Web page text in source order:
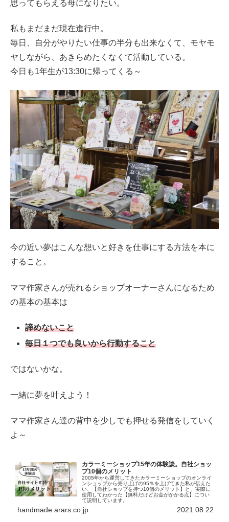
思ってもらえる母になりたい。
私もまだまだ現在進行中。
毎日、自分がやりたい仕事の半分も出来なくて、モヤモ
ヤしながら、あきらめたくなくて活動している。
今日も1年生が13:30に帰ってくる～
今の近い夢はこんな想いと好きを仕事にする方法を本に
すること。
ママ作家さんが売れるショップオーナーさんになるため
の基本の基本は
諦めないこと
毎日１つでも良いから行動すること
ではないかな。
一緒に夢を叶えよう！
ママ作家さん達の背中を少しでも押せる発信をしていく
よ～
カラーミーショップ15年の体験談。自社ショッ
プ10個のメリット
2005年から運営してきたカラーミーショップのオンライ
ンショップから売り上げの95％を上げてきた私が伝えた
い、【自社ショップを持つ10個のメリット】と、実際に
使用してわかった【無料だけどお金がかかる点】につい
て説明しています。
handmade.arars.co.jp 2021.08.22